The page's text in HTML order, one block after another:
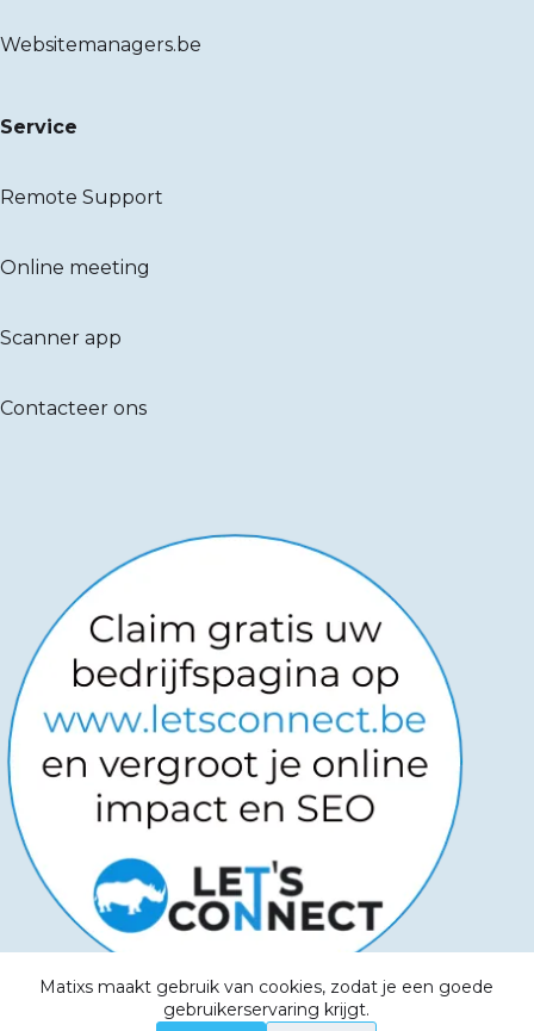
Matixs maakt gebruik van cookies, zodat je een goede
gebruikerservaring krijgt.
Websitemanagers.be
Service
Remote Support
Online meeting
Scanner app
Contacteer ons
Copyright © 2026-Powered by